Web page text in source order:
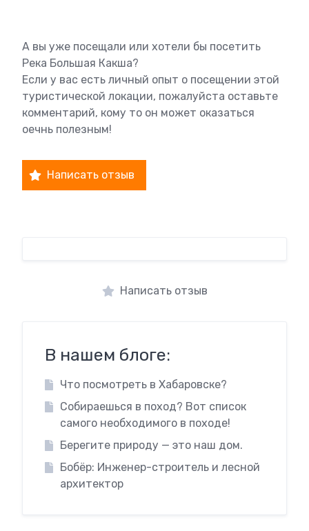
А вы уже посещали или хотели бы посетить
Река Большая Какша?
Если у вас есть личный опыт о посещении этой
туристической локации, пожалуйста оставьте
комментарий, кому то он может оказаться
оечнь полезным!
Написать отзыв
Написать отзыв
В нашем блоге:
Что посмотреть в Хабаровске?
Собираешься в поход? Вот список
самого необходимого в походе!
Берегите природу — это наш дом.
Бобёр: Инженер-строитель и лесной
архитектор